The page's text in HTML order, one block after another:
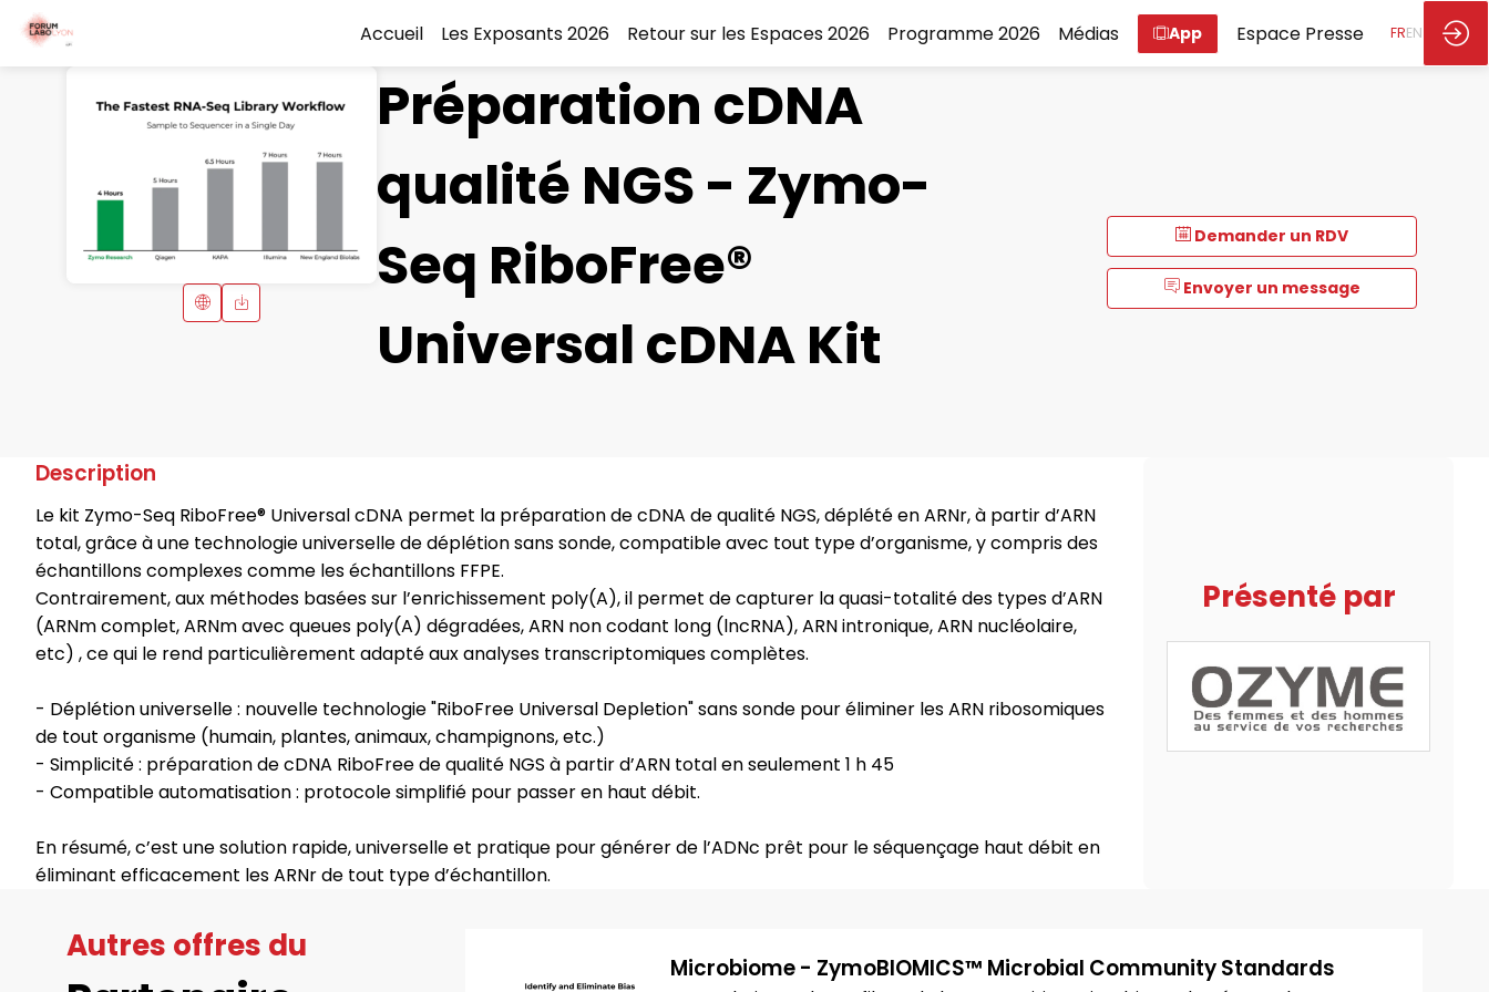
Accueil Les Exposants 2026 Retour sur les Espaces 2026 Programme 2026 Médias App Espace Presse FREN
Demander un RDV
Envoyer un message
Préparation cDNA
qualité NGS - Zymo-
Seq RiboFree®
Universal cDNA Kit
Description
Le kit Zymo-Seq RiboFree® Universal cDNA permet la préparation de cDNA de qualité NGS, déplété en ARNr, à partir d’ARN
total, grâce à une technologie universelle de déplétion sans sonde, compatible avec tout type d’organisme, y compris des
échantillons complexes comme les échantillons FFPE.
Contrairement, aux méthodes basées sur l’enrichissement poly(A), il permet de capturer la quasi-totalité des types d’ARN
(ARNm complet, ARNm avec queues poly(A) dégradées, ARN non codant long (lncRNA), ARN intronique, ARN nucléolaire,
etc) , ce qui le rend particulièrement adapté aux analyses transcriptomiques complètes.
- Déplétion universelle : nouvelle technologie "RiboFree Universal Depletion" sans sonde pour éliminer les ARN ribosomiques
de tout organisme (humain, plantes, animaux, champignons, etc.)
- Simplicité : préparation de cDNA RiboFree de qualité NGS à partir d’ARN total en seulement 1 h 45
- Compatible automatisation : protocole simplifié pour passer en haut débit.
En résumé, c’est une solution rapide, universelle et pratique pour générer de l’ADNc prêt pour le séquençage haut débit en
éliminant efficacement les ARNr de tout type d’échantillon.
Présenté par
Autres offres du
Microbiome - ZymoBIOMICS™ Microbial Community Standards